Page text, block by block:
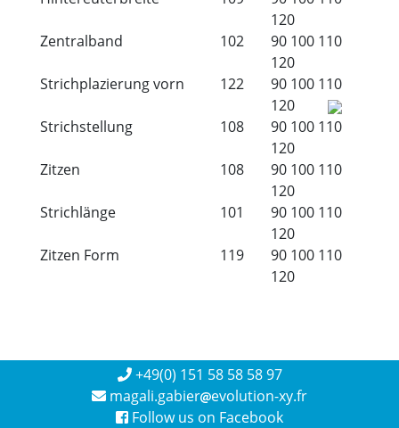
120
Zentralband
102 90 100 110
120
Strichplazierung vorn
122 90 100 110
120
Strichstellung
108 90 100 110
120
Zitzen
108 90 100 110
120
Strichlänge
101 90 100 110
120
Zitzen Form
119 90 100 110
120
+49(0) 151 58 58 58 97
magali.gabier evolution-xy.fr
Follow us on Facebook